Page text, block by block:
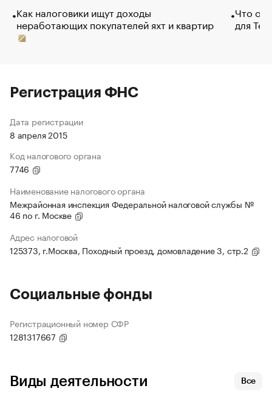
Как налоговики ищут доходы
неработающих покупателей яхт и квартир
Что
для
Регистрация ФНС
Дата регистрации
8 апреля 2015
Код налогового органа
7746
Наименование налогового органа
Межрайонная инспекция Федеральной налоговой службы №
46 по г. Москве
Адрес налоговой
125373, г.Москва, Походный проезд, домовладение 3, стр.2
Социальные фонды
Регистрационный номер СФР
1281317667
Виды деятельности Все